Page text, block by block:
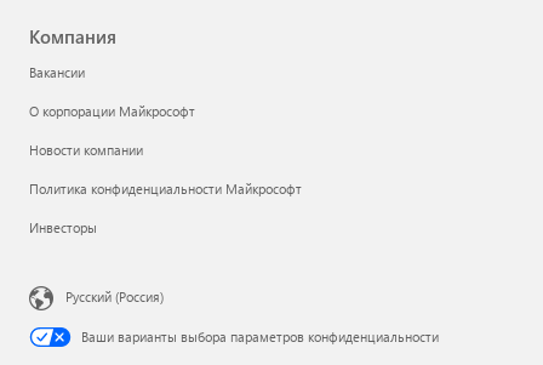
Компания
Вакансии
О корпорации Майкрософт
Новости компании
Политика конфиденциальности Майкрософт
Инвесторы
Русский (Россия)
Ваши варианты выбора параметров конфиденциальности